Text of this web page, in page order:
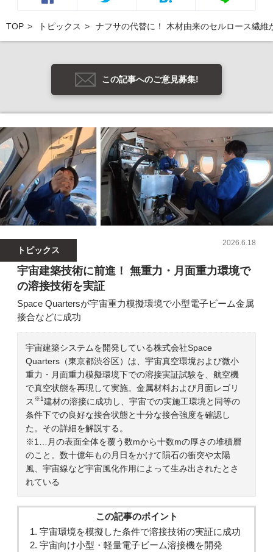
TOP トピックス ナフサの代替に！ 木材由来のセルロース繊
この記事へのご意見募集!
トピックス
2026.6.18
宇宙建築技術に前進！ 無重力・月面重力環境で
の溶接技術を実証
Space Quartersが宇宙重力模擬環境で小型電子ビーム金属
接合などに成功
宇宙建築システムを開発している株式会社Space
Quarters（東京都渋谷区）は、宇宙真空環境および微小
重力・月面重力模擬環境下での溶接実証試験を、航空機
で真空状態を再現して実施。金属材料および月面レゴリ
ス ※1建材の溶接に成功し、宇宙での実施工環境と同等の
条件下での良好な接合状態と十分な接合強度を確認し
た。その詳細を解説する。
※1…月の表面全体を覆う数mから十数mの厚さの堆積層
のこと。数十億年もの月日をかけて隕石の衝突や太陽
風、宇宙線など宇宙風化作用によって生み出されたとさ
れている
この記事のポイント
宇宙環境を模擬した条件で溶接技術の実証に成功
宇宙向け小型・軽量電子ビーム溶接機を開発